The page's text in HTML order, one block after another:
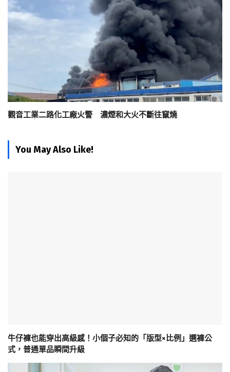
觀音工業二路化工廠火警 濃煙和大火不斷往竄燒
You May Also Like!
牛仔褲也能穿出高級感！小個子必知的「版型×比例」選褲公
式，普通單品瞬間升級